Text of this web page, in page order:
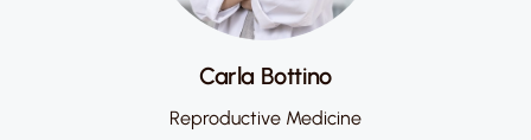
Carla Bottino
Reproductive Medicine